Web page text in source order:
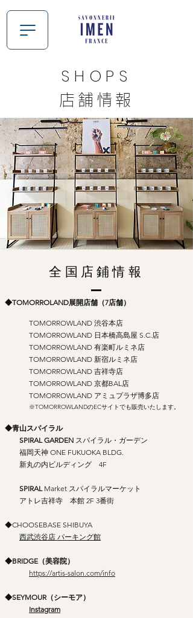
SHOPS
店舗情報
全国店鋪情報
◆TOMORROLAND展開店舗（7店舗）
TOMORROWLAND 渋谷本店
TOMORROWLAND 日本橋高島屋 S.C.店
TOMORROWLAND 有楽町ルミネ店
TOMORROWLAND 新宿ルミネ店
TOMORROWLAND 吉祥寺店
TOMORROWLAND 京都BAL店
TOMORROWLAND アミュプラザ博多店
※TOMORROWLANDのECサイトでも販売いたします。
◆青山スパイラル
SPIRAL GARDEN スパイラル・ガーデン
福岡天神 ONE FUKUOKA BLDG.
新丸の内ビルディング 4F
SPIRAL Market スパイラルマーケット
アトレ吉祥寺 本館 2F 3番街
◆CHOOSEBASE SHIBUYA
西武渋谷店 パーキング館
◆BRIDGE（美容院）
https://artis-salon.com/info
◆SEYMOUR（シーモア）
Instagram